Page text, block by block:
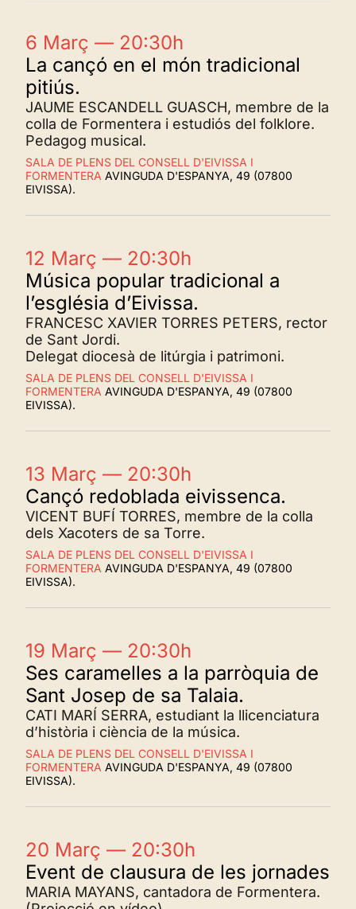
6 Març — 20:30h
La cançó en el món tradicional
pitiús.
JAUME ESCANDELL GUASCH, membre de la
colla de Formentera i estudiós del folklore.
Pedagog musical.
SALA DE PLENS DEL CONSELL D'EIVISSA I
FORMENTERA AVINGUDA D'ESPANYA, 49 (07800
EIVISSA).
12 Març — 20:30h
Música popular tradicional a
l’església d’Eivissa.
FRANCESC XAVIER TORRES PETERS, rector
de Sant Jordi.
Delegat diocesà de litúrgia i patrimoni.
SALA DE PLENS DEL CONSELL D'EIVISSA I
FORMENTERA AVINGUDA D'ESPANYA, 49 (07800
EIVISSA).
13 Març — 20:30h
Cançó redoblada eivissenca.
VICENT BUFÍ TORRES, membre de la colla
dels Xacoters de sa Torre.
SALA DE PLENS DEL CONSELL D'EIVISSA I
FORMENTERA AVINGUDA D'ESPANYA, 49 (07800
EIVISSA).
19 Març — 20:30h
Ses caramelles a la parròquia de
Sant Josep de sa Talaia.
CATI MARÍ SERRA, estudiant la llicenciatura
d’història i ciència de la música.
SALA DE PLENS DEL CONSELL D'EIVISSA I
FORMENTERA AVINGUDA D'ESPANYA, 49 (07800
EIVISSA).
20 Març — 20:30h
Event de clausura de les jornades
MARIA MAYANS, cantadora de Formentera.